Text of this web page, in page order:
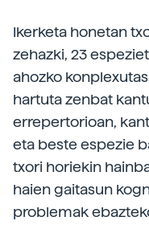
Ikerketa honetan
zehazki, 23
ahozko
hartuta zenbat
errepertorioan,
eta beste espezie
txori horiekin
haien gaitasun
problemak